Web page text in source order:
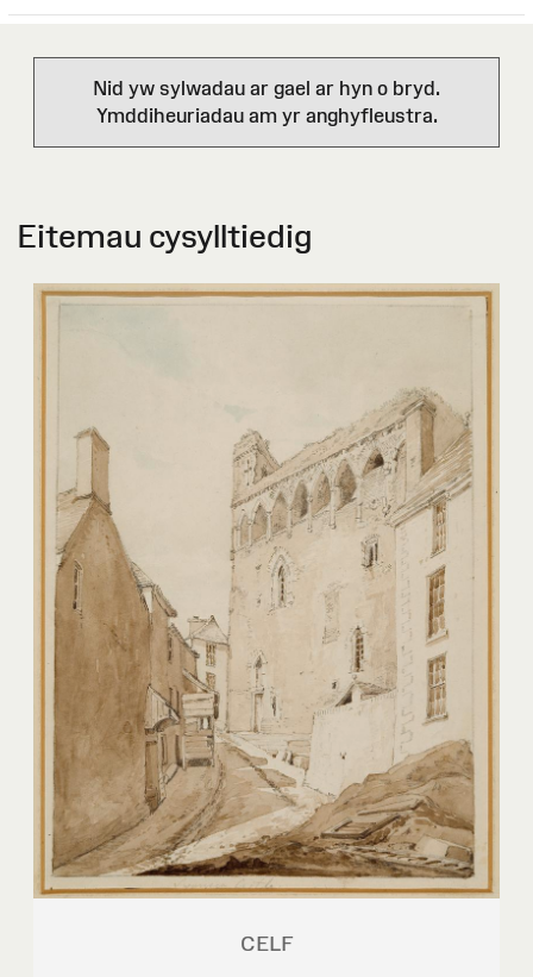
Nid yw sylwadau ar gael ar hyn o bryd.
Ymddiheuriadau am yr anghyfleustra.
Eitemau cysylltiedig
CELF